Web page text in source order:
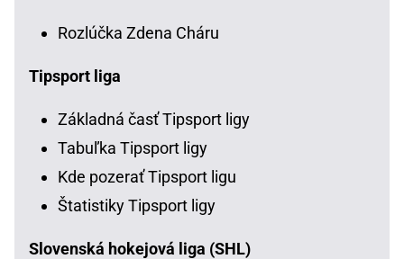
Rozlúčka Zdena Cháru
Tipsport liga
Základná časť Tipsport ligy
Tabuľka Tipsport ligy
Kde pozerať Tipsport ligu
Štatistiky Tipsport ligy
Slovenská hokejová liga (SHL)